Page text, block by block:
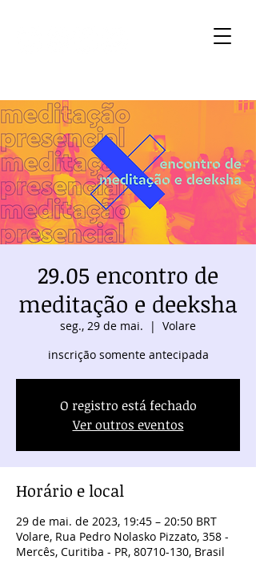
29.05 encontro de
meditação e deeksha
seg., 29 de mai.
  |
Volare
inscrição somente antecipada
O registro está fechado
Ver outros eventos
Horário e local
29 de mai. de 2023, 19:45 – 20:50 BRT
Volare, Rua Pedro Nolasko Pizzato, 358 -
Mercês, Curitiba - PR, 80710-130, Brasil